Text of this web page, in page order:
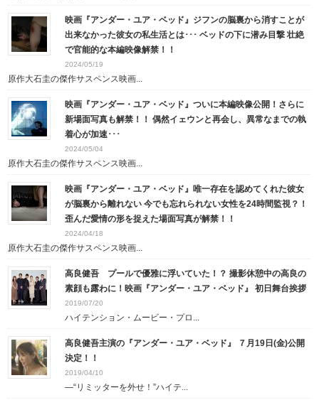
映画『アンダー・ユア・ベッド』ジフンの脳裏から消すことが
出来なかった彼女の私生活とは･･･ ベッドの下に潜み目撃 壮絶
で官能的な本編映像解禁！！
2024/05/19
原作大石圭の傑作サスペンス映画...
映画『アンダー・ユア・ベッド』ついに本編映像公開！さらに
新場面写真も解禁！！ 偶然イェウンと再会し、異常なまでの執
着心が加速･･･
2024/05/04
原作大石圭の傑作サスペンス映画...
映画『アンダー・ユア・ベッド』唯一存在を認めてくれた彼女
が脳裏から離れない 今でも忘れられない女性を24時間監視？！
歪んだ愛情の形を捉えた場面写真が解禁！！
2024/04/18
原作大石圭の傑作サスペンス映画...
高良健吾 プールで優雅に浮いていた！？ 撮影休憩中の高良の
素顔も露わに！ 映画『アンダー・ユア・ベッド』 初日舞台挨拶
2019/07/20
ハイテンション・ムービー・プロ...
高良健吾主演の『アンダー・ユア・ベッド』 ７月19日(金)公開
決定！！
2019/04/10
—“リミッターを外せ！”ハイテ...